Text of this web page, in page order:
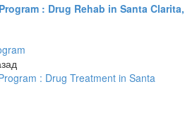
: Drug Rehab in Santa Clarita,